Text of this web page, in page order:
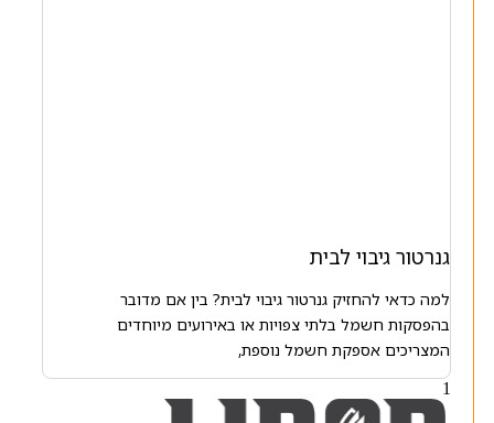
גנרטור גיבוי לבית
למה כדאי להחזיק גנרטור גיבוי לבית? בין אם מדובר
בהפסקות חשמל בלתי צפויות או באירועים מיוחדים
המצריכים אספקת חשמל נוספת,